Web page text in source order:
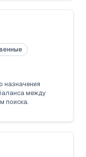
назначения
между
поиска.